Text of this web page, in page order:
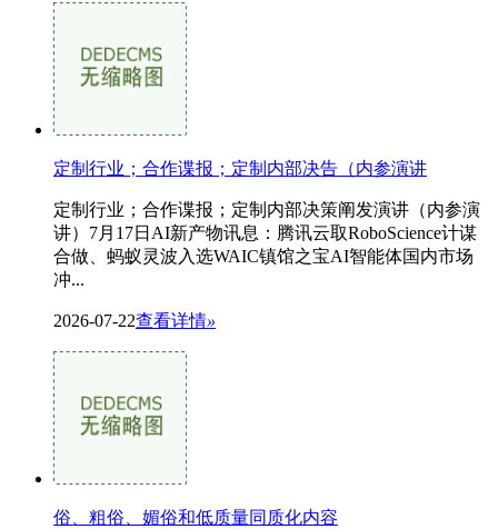
定制行业；合作谍报；定制内部决告（内参演讲
定制行业；合作谍报；定制内部决策阐发演讲（内参演
讲）7月17日AI新产物讯息：腾讯云取RoboScience计谋
合做、蚂蚁灵波入选WAIC镇馆之宝AI智能体国内市场
冲...
2026-07-22查看详情»
俗、粗俗、媚俗和低质量同质化内容